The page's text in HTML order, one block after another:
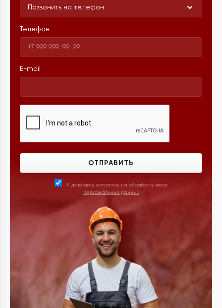
Позвонить на телефон
Телефон
E-mail
ОТПРАВИТЬ
Я даю свое согласие на обработку моих
персональных данных